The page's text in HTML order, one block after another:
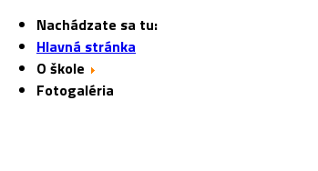
Nachádzate sa tu:
Hlavná stránka
O škole
Fotogaléria